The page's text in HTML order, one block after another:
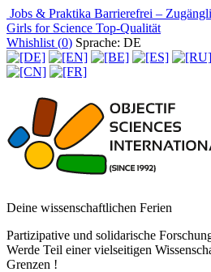
Jobs & Praktika Barrierefrei –
Girls for Science Top-Qualität
Whishlist (0) Sprache: DE
Deine wissenschaftlichen Ferien
Partizipative und solidarische
Werde Teil einer vielseitigen
Grenzen !